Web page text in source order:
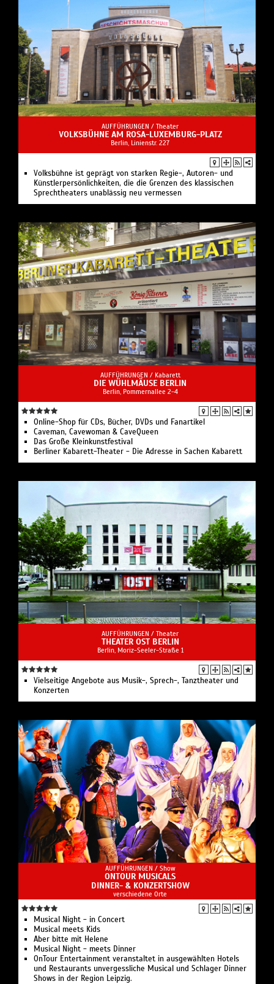
AUFFÜHRUNGEN / Theater
VOLKSBÜHNE AM ROSA-LUXEMBURG-PLATZ
Berlin, Linienstr. 227
Volksbühne ist geprägt von starken Regie-, Autoren- und
Künstlerpersönlichkeiten, die die Grenzen des klassischen
Sprechtheaters unablässig neu vermessen
AUFFÜHRUNGEN / Kabarett
DIE WÜHLMÄUSE BERLIN
Berlin, Pommernallee 2-4
Online-Shop für CDs, Bücher, DVDs und Fanartikel
Caveman, Cavewoman & CaveQueen
Das Große Kleinkunstfestival
Berliner Kabarett-Theater - Die Adresse in Sachen Kabarett
AUFFÜHRUNGEN / Theater
THEATER OST BERLIN
Berlin, Moriz-Seeler-Straße 1
Vielseitige Angebote aus Musik-, Sprech-, Tanztheater und
Konzerten
AUFFÜHRUNGEN / Show
ONTOUR MUSICALS
DINNER- & KONZERTSHOW
verschiedene Orte
Musical Night - in Concert
Musical meets Kids
Aber bitte mit Helene
Musical Night - meets Dinner
OnTour Entertainment veranstaltet in ausgewählten Hotels
und Restaurants unvergessliche Musical und Schlager Dinner
Shows in der Region Leipzig.